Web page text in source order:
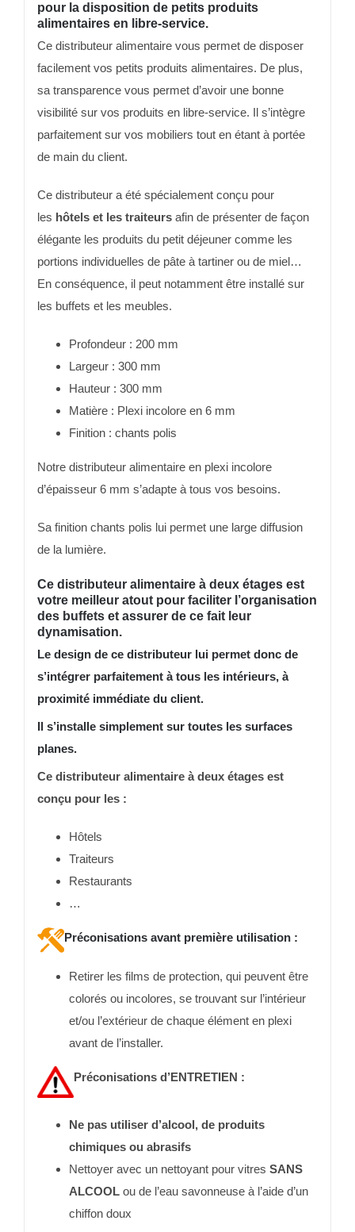
pour la disposition de petits produits
alimentaires en libre-service.
Ce distributeur alimentaire vous permet de disposer
facilement vos petits produits alimentaires. De plus,
sa transparence vous permet d’avoir une bonne
visibilité sur vos produits en libre-service. Il s’intègre
parfaitement sur vos mobiliers tout en étant à portée
de main du client.
Ce distributeur a été spécialement conçu pour
les hôtels et les traiteurs afin de présenter de façon
élégante les produits du petit déjeuner comme les
portions individuelles de pâte à tartiner ou de miel…
En conséquence, il peut notamment être installé sur
les buffets et les meubles.
Profondeur : 200 mm
Largeur : 300 mm
Hauteur : 300 mm
Matière : Plexi incolore en 6 mm
Finition : chants polis
Notre distributeur alimentaire en plexi incolore
d’épaisseur 6 mm s’adapte à tous vos besoins.
Sa finition chants polis lui permet une large diffusion
de la lumière.
Ce distributeur alimentaire à deux étages est
votre meilleur atout pour faciliter l’organisation
des buffets et assurer de ce fait leur
dynamisation.
Le design de ce distributeur lui permet donc de
s’intégrer parfaitement à tous les intérieurs, à
proximité immédiate du client.
Il s’installe simplement sur toutes les surfaces
planes.
Ce distributeur alimentaire à deux étages est
conçu pour les :
Hôtels
Traiteurs
Restaurants
…
Préconisations avant première utilisation:
Retirer les films de protection, qui peuvent être
colorés ou incolores, se trouvant sur l’intérieur
et/ou l’extérieur de chaque élément en plexi
avant de l’installer.
Préconisations d’ENTRETIEN :
Ne pas utiliser d’alcool, de produits
chimiques ou abrasifs
Nettoyer avec un nettoyant pour vitres SANS
ALCOOLou de l’eau savonneuse à l’aide d’un
chiffon doux